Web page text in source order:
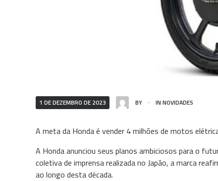
1 DE DEZEMBRO DE 2023 BY INNOVIDADES
A meta da Honda é vender 4 milhões de motos
A Honda anunciou seus planos ambiciosos para o
coletiva de imprensa realizada no Japão, a marca
ao longo desta década.